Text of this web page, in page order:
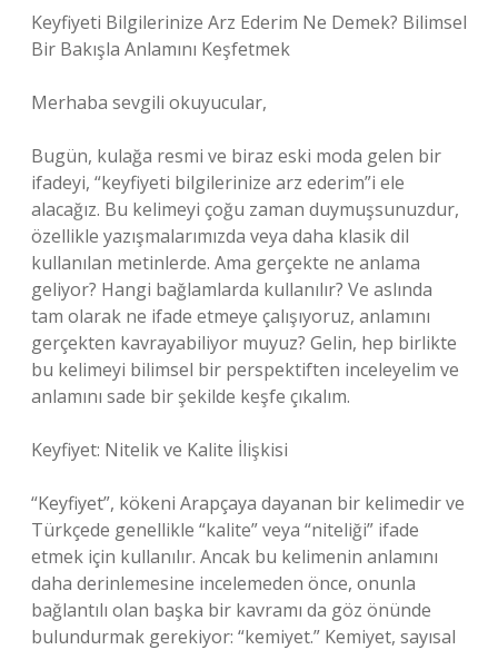
Keyfiyeti Bilgilerinize Arz Ederim Ne Demek? Bilimsel
Bir Bakışla Anlamını Keşfetmek
Merhaba sevgili okuyucular,
Bugün, kulağa resmi ve biraz eski moda gelen bir
ifadeyi, “keyfiyeti bilgilerinize arz ederim”i ele
alacağız. Bu kelimeyi çoğu zaman duymuşsunuzdur,
özellikle yazışmalarımızda veya daha klasik dil
kullanılan metinlerde. Ama gerçekte ne anlama
geliyor? Hangi bağlamlarda kullanılır? Ve aslında
tam olarak ne ifade etmeye çalışıyoruz, anlamını
gerçekten kavrayabiliyor muyuz? Gelin, hep birlikte
bu kelimeyi bilimsel bir perspektiften inceleyelim ve
anlamını sade bir şekilde keşfe çıkalım.
Keyfiyet: Nitelik ve Kalite İlişkisi
“Keyfiyet”, kökeni Arapçaya dayanan bir kelimedir ve
Türkçede genellikle “kalite” veya “niteliği” ifade
etmek için kullanılır. Ancak bu kelimenin anlamını
daha derinlemesine incelemeden önce, onunla
bağlantılı olan başka bir kavramı da göz önünde
bulundurmak gerekiyor: “kemiyet.” Kemiyet, sayısal